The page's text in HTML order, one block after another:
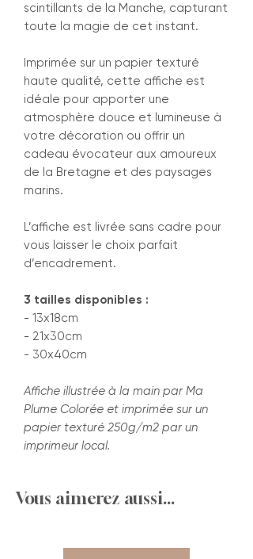
scintillants de la Manche, capturant
toute la magie de cet instant.
Imprimée sur un papier texturé
haute qualité, cette affiche est
idéale pour apporter une
atmosphère douce et lumineuse à
votre décoration ou offrir un
cadeau évocateur aux amoureux
de la Bretagne et des paysages
marins.
L’affiche est livrée sans cadre pour
vous laisser le choix parfait
d’encadrement.
3 tailles disponibles :
- 13x18cm
- 21x30cm
- 30x40cm
Affiche illustrée à la main par Ma
Plume Colorée et imprimée sur un
papier texturé 250g/m2 par un
imprimeur local.
Vous aimerez aussi...